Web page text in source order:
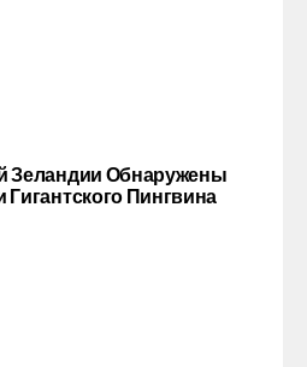
Зеландии Обнаружены
Гигантского Пингвина